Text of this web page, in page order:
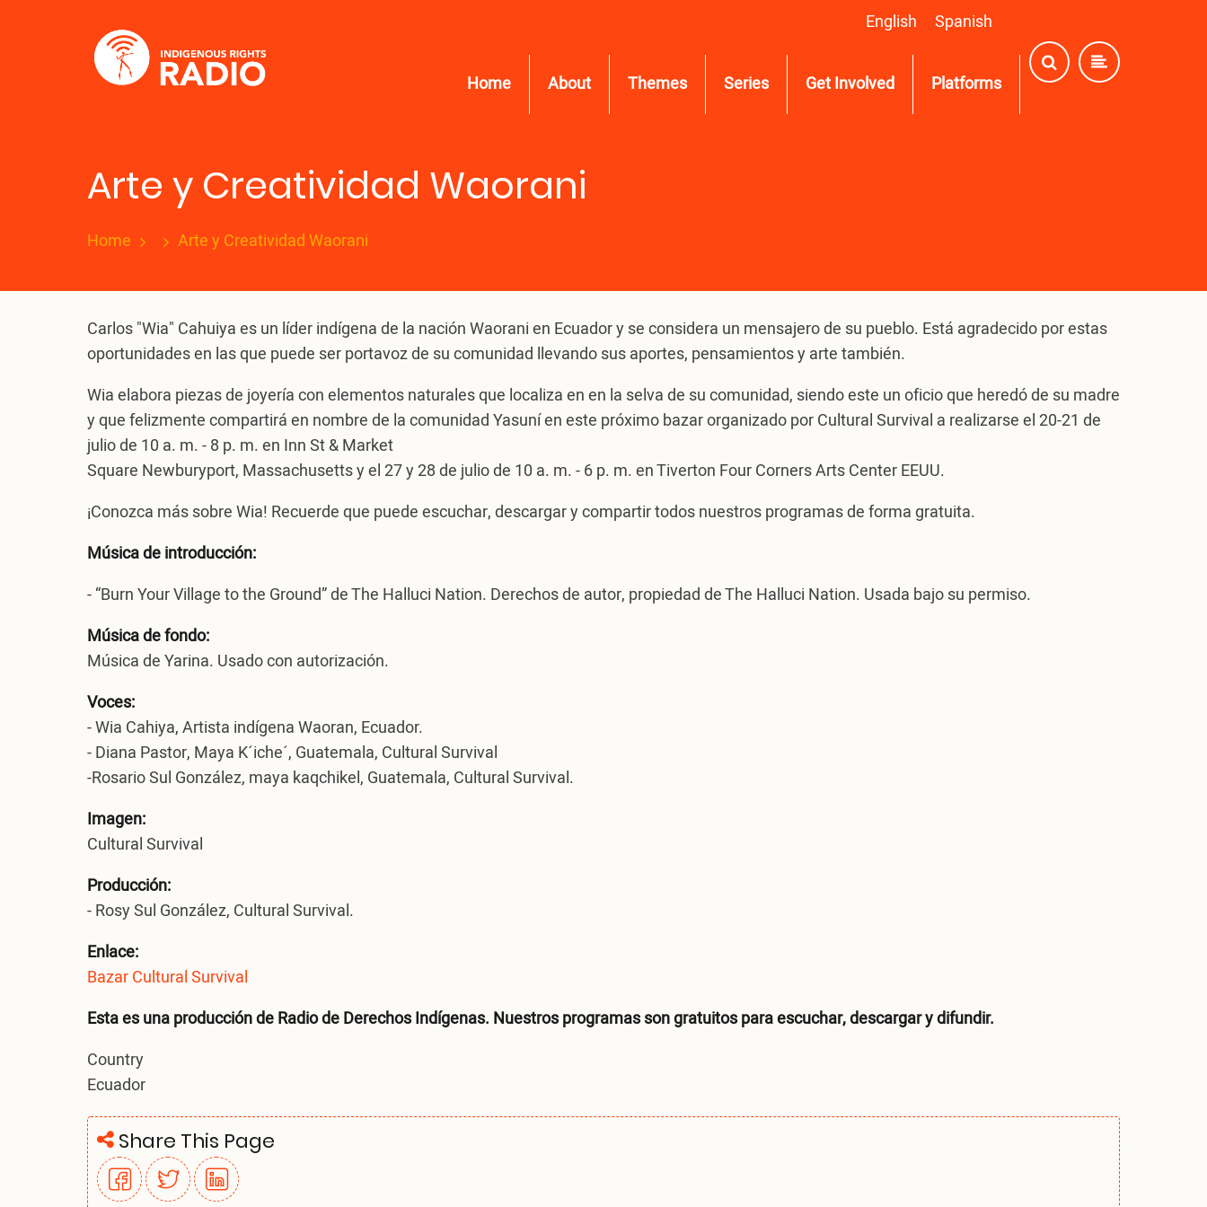
English Spanish
Home About Themes Series Get Involved Platforms
Arte y Creatividad Waorani
Home Arte y Creatividad Waorani
Carlos "Wia" Cahuiya es un líder indígena de la nación Waorani en Ecuador y se considera un mensajero de su pueblo. Está agradecido por estas
oportunidades en las que puede ser portavoz de su comunidad llevando sus aportes, pensamientos y arte también.
Wia elabora piezas de joyería con elementos naturales que localiza en en la selva de su comunidad, siendo este un oficio que heredó de su madre
y que felizmente compartirá en nombre de la comunidad Yasuní en este próximo bazar organizado por Cultural Survival a realizarse el 20-21 de
julio de 10 a. m. - 8 p. m. en Inn St & Market
Square Newburyport, Massachusetts y el 27 y 28 de julio de 10 a. m. - 6 p. m. en Tiverton Four Corners Arts Center EEUU.
¡Conozca más sobre Wia! Recuerde que puede escuchar, descargar y compartir todos nuestros programas de forma gratuita.
Música de introducción:
- “Burn Your Village to the Ground” de The Halluci Nation. Derechos de autor, propiedad de The Halluci Nation. Usada bajo su permiso.
Música de fondo:
Música de Yarina. Usado con autorización.
Voces:
- Wia Cahiya, Artista indígena Waoran, Ecuador.
- Diana Pastor, Maya K´iche´, Guatemala, Cultural Survival
-Rosario Sul González, maya kaqchikel, Guatemala, Cultural Survival.
Imagen:
Cultural Survival
Producción:
- Rosy Sul González, Cultural Survival.
Enlace:
Bazar Cultural Survival
Esta es una producción de Radio de Derechos Indígenas. Nuestros programas son gratuitos para escuchar, descargar y difundir.
Country
Ecuador
Share This Page